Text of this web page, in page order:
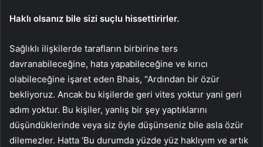
Haklı olsanız bile sizi suçlu hissettirirler.
Sağlıklı ilişkilerde tarafların birbirine ters
davranabileceğine, hata yapabileceğine ve kırıcı
olabileceğine işaret eden Bhais, “Ardından bir özür
bekliyoruz. Ancak bu kişilerde geri vites yoktur yani geri
adım yoktur. Bu kişiler, yanlış bir şey yaptıklarını
düşündüklerinde veya siz öyle düşünseniz bile asla özür
dilemezler. Hatta ‘Bu durumda yüzde yüz haklıyım ve artık